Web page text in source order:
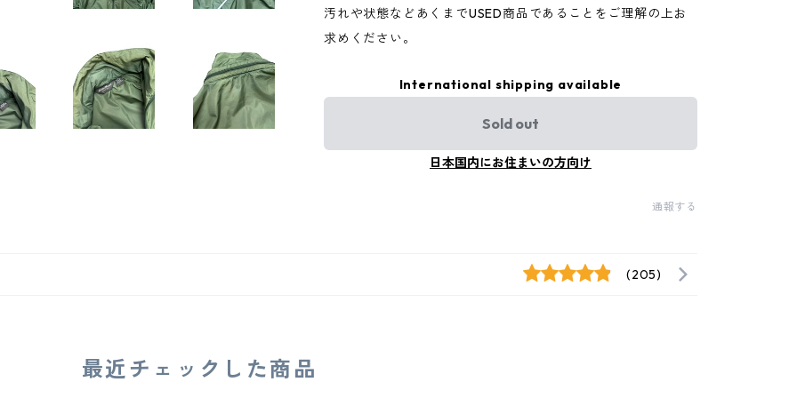
汚れや状態などあくまでUSED商品であることをご理解の上お
求めください。
International shipping available
Sold out
日本国内にお住まいの方向け
通報する
(205)
最近チェックした商品